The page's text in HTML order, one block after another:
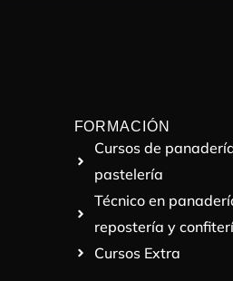
FORMACIÓN
Cursos de
pastelería
Técnico en
repostería y
Cursos Extra